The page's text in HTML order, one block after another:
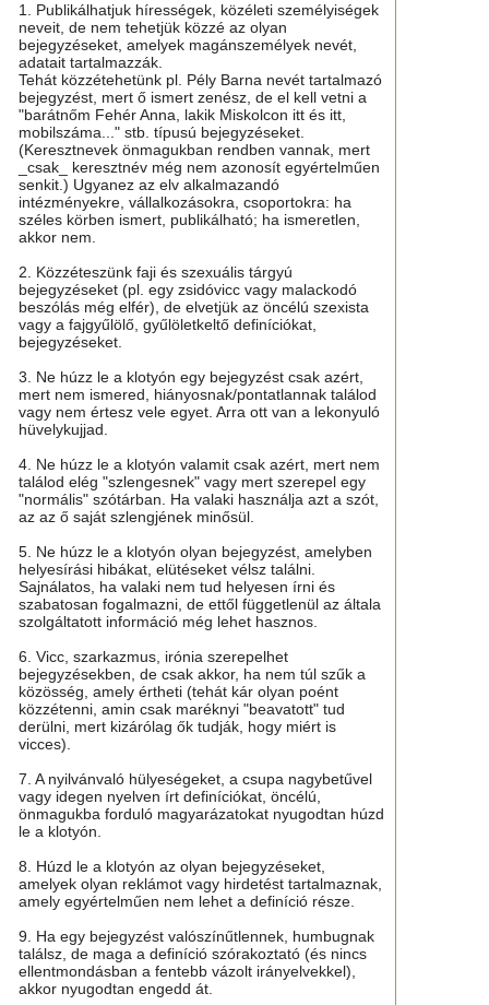
1. Publikálhatjuk hírességek, közéleti személyiségek
neveit, de nem tehetjük közzé az olyan
bejegyzéseket, amelyek magánszemélyek nevét,
adatait tartalmazzák.
Tehát közzétehetünk pl. Pély Barna nevét tartalmazó
bejegyzést, mert ő ismert zenész, de el kell vetni a
"barátnőm Fehér Anna, lakik Miskolcon itt és itt,
mobilszáma..." stb. típusú bejegyzéseket.
(Keresztnevek önmagukban rendben vannak, mert
_csak_ keresztnév még nem azonosít egyértelműen
senkit.) Ugyanez az elv alkalmazandó
intézményekre, vállalkozásokra, csoportokra: ha
széles körben ismert, publikálható; ha ismeretlen,
akkor nem.
2. Közzéteszünk faji és szexuális tárgyú
bejegyzéseket (pl. egy zsidóvicc vagy malackodó
beszólás még elfér), de elvetjük az öncélú szexista
vagy a fajgyűlölő, gyűlöletkeltő definíciókat,
bejegyzéseket.
3. Ne húzz le a klotyón egy bejegyzést csak azért,
mert nem ismered, hiányosnak/pontatlannak találod
vagy nem értesz vele egyet. Arra ott van a lekonyuló
hüvelykujjad.
4. Ne húzz le a klotyón valamit csak azért, mert nem
találod elég "szlengesnek" vagy mert szerepel egy
"normális" szótárban. Ha valaki használja azt a szót,
az az ő saját szlengjének minősül.
5. Ne húzz le a klotyón olyan bejegyzést, amelyben
helyesírási hibákat, elütéseket vélsz találni.
Sajnálatos, ha valaki nem tud helyesen írni és
szabatosan fogalmazni, de ettől függetlenül az általa
szolgáltatott információ még lehet hasznos.
6. Vicc, szarkazmus, irónia szerepelhet
bejegyzésekben, de csak akkor, ha nem túl szűk a
közösség, amely értheti (tehát kár olyan poént
közzétenni, amin csak maréknyi "beavatott" tud
derülni, mert kizárólag ők tudják, hogy miért is
vicces).
7. A nyilvánvaló hülyeségeket, a csupa nagybetűvel
vagy idegen nyelven írt definíciókat, öncélú,
önmagukba forduló magyarázatokat nyugodtan húzd
le a klotyón.
8. Húzd le a klotyón az olyan bejegyzéseket,
amelyek olyan reklámot vagy hirdetést tartalmaznak,
amely egyértelműen nem lehet a definíció része.
9. Ha egy bejegyzést valószínűtlennek, humbugnak
találsz, de maga a definíció szórakoztató (és nincs
ellentmondásban a fentebb vázolt irányelvekkel),
akkor nyugodtan engedd át.